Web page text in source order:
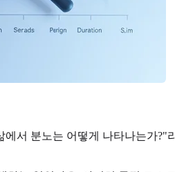
서 분노는 어떻게 나타나는가?"